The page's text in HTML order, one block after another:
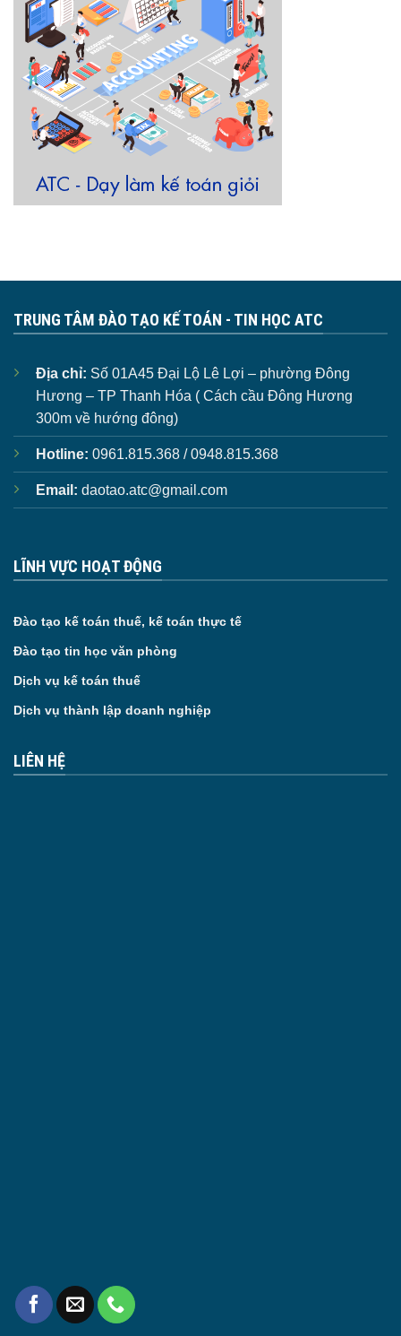
TRUNG TÂM ĐÀO TẠO KẾ TOÁN - TIN HỌC ATC
Địa chỉ: Số 01A45 Đại Lộ Lê Lợi – phường Đông
Hương – TP Thanh Hóa ( Cách cầu Đông Hương
300m về hướng đông)
Hotline: 0961.815.368 / 0948.815.368
Email: daotao.atc@gmail.com
LĨNH VỰC HOẠT ĐỘNG
Đào tạo kế toán thuế, kế toán thực tế
Đào tạo tin học văn phòng
Dịch vụ kế toán thuế
Dịch vụ thành lập doanh nghiệp
LIÊN HỆ